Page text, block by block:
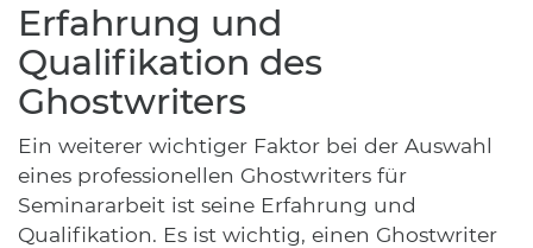
Erfahrung und
Qualifikation des
Ghostwriters
Ein weiterer wichtiger Faktor bei der Auswahl
eines professionellen Ghostwriters für
Seminararbeit ist seine Erfahrung und
Qualifikation. Es ist wichtig, einen Ghostwriter